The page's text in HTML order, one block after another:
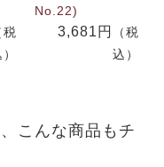
税
No.22)
3,681円
（税
込）
こんな商品もチ